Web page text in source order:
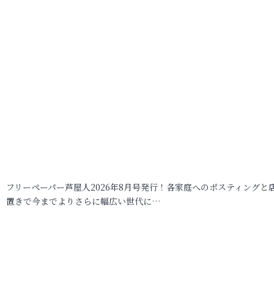
フリーペーパー芦屋人2026年8月号発行！各家庭へのポスティングと
置きで今までよりさらに幅広い世代に…